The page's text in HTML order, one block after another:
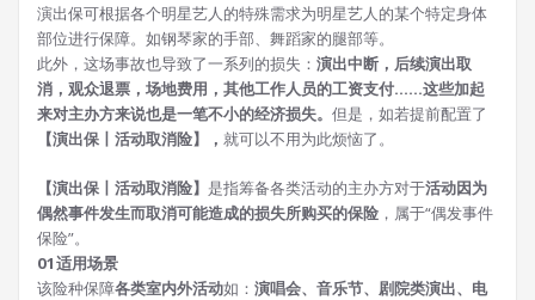
演出保可根据各个明星艺人的特殊需求为明星艺人的某个特定身体
部位进行保障。如钢琴家的手部、舞蹈家的腿部等。
此外，这场事故也导致了一系列的损失： 演出中断，后续演出取
消，观众退票，场地费用，其他工作人员的工资支付......这些加起
来对主办方来说也是一笔不小的经济损失。 但是，如若提前配置了
【演出保丨活动取消险】， 就可以不用为此烦恼了。
【演出保丨活动取消险】 是指筹备各类活动的主办方对于活动因为
偶然事件发生而取消可能造成的损失所购买的保险 ，属于“偶发事件
保险”。
01适用场景
该险种保障各类室内外活动如： 演唱会、音乐节、剧院类演出、电